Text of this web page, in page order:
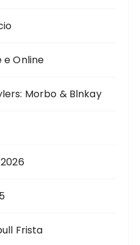
e Online
Morbo & Blnkay
Frista